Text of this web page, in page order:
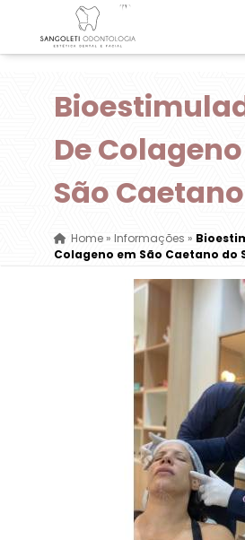
De
São
Home» Informações »
Colageno em São Caetano do